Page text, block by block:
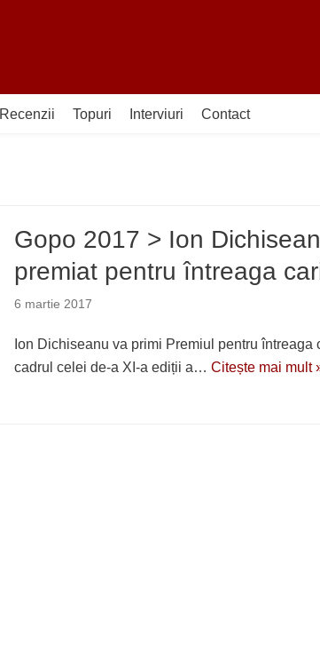
Recenzii Topuri Interviuri Contact
Gopo 2017 > Ion
premiat pentru întreaga
6 martie 2017
Ion Dichiseanu va primi Premiul pentru întreaga
cadrul celei de-a XI-a ediții a… Citește mai mult